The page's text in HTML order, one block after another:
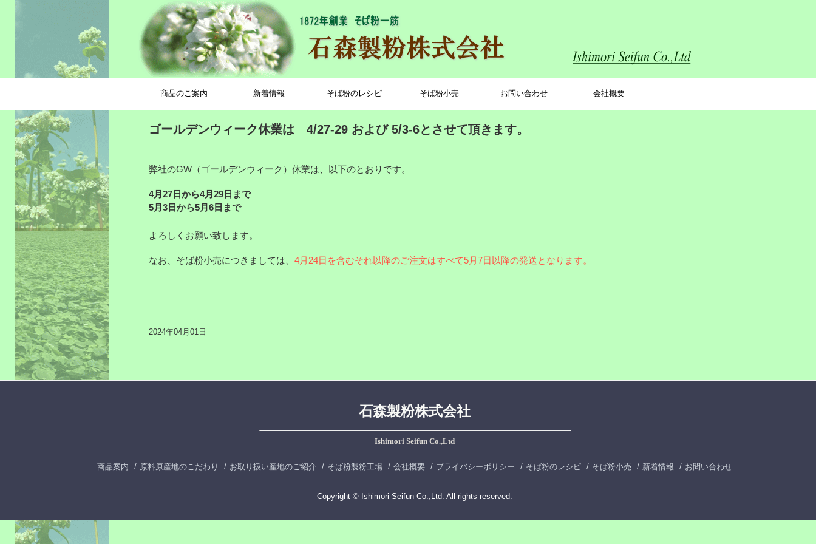
商品のご案内 新着情報 そば粉のレシピ そば粉小売 お問い合わせ 会社概要
ゴールデンウィーク休業は 4/27-29 および 5/3-6とさせて頂きます。
弊社のGW（ゴールデンウィーク）休業は、以下のとおりです。
4月27日から4月29日まで
5月3日から5月6日まで
よろしくお願い致します。
なお、そば粉小売につきましては、 4月24日を含むそれ以降のご注文はすべて5月7日以降の発送となります。
2024年04月01日
石森製粉株式会社
Ishimori Seifun Co.,Ltd
商品案内 原料原産地のこだわり お取り扱い産地のご紹介 そば粉製粉工場 会社概要 プライバシーポリシー そば粉のレシピ そば粉小売 新着情報 お問い合わせ
Copyright © Ishimori Seifun Co.,Ltd. All rights reserved.